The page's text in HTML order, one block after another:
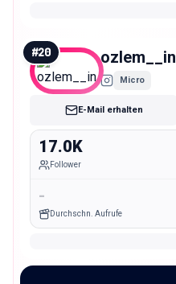
#20 ozlem__in
Micro
E-Mail erhalten
17.0K
Follower
-
Durchschn. Aufrufe